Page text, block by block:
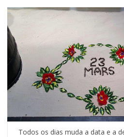
Todos os dias muda a data e a